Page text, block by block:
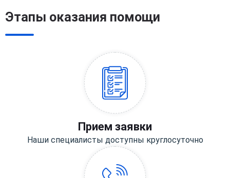
Этапы оказания помощи
Прием заявки
Наши специалисты доступны круглосуточно